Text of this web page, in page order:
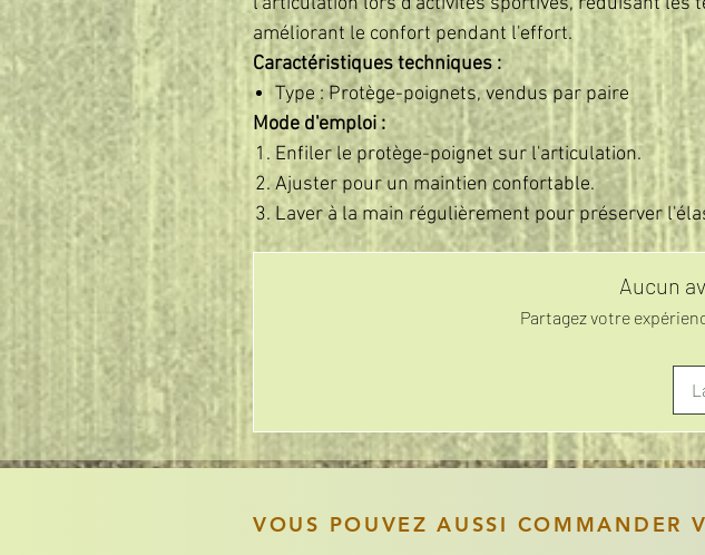
améliorant le confort pendant l'effort.
Caractéristiques techniques :
Type : Protège-poignets, vendus par paire
Mode d'emploi :
Enfiler le protège-poignet sur l'articulation.
Ajuster pour un maintien confortable.
Laver à la main régulièrement pour préserver
Aucun
Partagez votre
VOUS POUVEZ AUSSI COMMANDER